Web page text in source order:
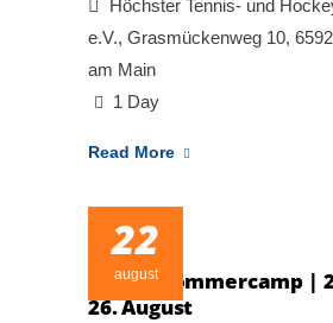
Höchster Tennis- und
e.V., Grasmückenweg 10,
am Main
1 Day
Read More
22
august
Tennis Sommercamp |
26. August